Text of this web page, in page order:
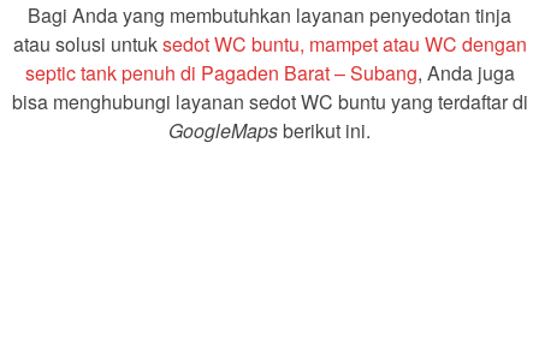
Bagi Anda yang membutuhkan layanan penyedotan tinja
atau solusi untuksedot WC buntu, mampet atau WC dengan
septic tank penuh di Pagaden Barat – Subang, Anda juga
bisa menghubungi layanan sedot WC buntu yang terdaftar di
GoogleMapsberikut ini.